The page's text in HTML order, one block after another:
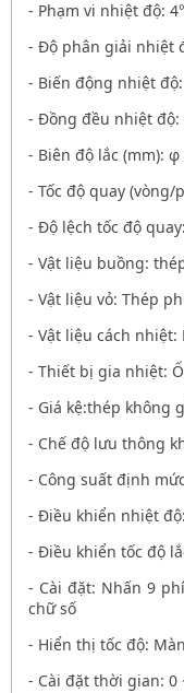
- Phạm vi nhiệt độ: 4
- Độ phân giải nhiệt
- Biến động nhiệt
- Đồng đều nhiệt độ:
- Biên độ lắc (mm): φ
- Tốc độ quay (vòng/
- Độ lệch tốc độ
- Vật liệu buồng:
- Vật liệu vỏ: Thép
- Vật liệu cách nhiệt:
- Thiết bị gia nhiệt:
- Giá kệ:thép không
- Chế độ lưu thông
- Công suất định
- Điều khiển nhiệt
- Điều khiển tốc độ
- Cài đặt: Nhấn 9
chữ số
- Hiển thị tốc độ:
- Cài đặt thời gian: